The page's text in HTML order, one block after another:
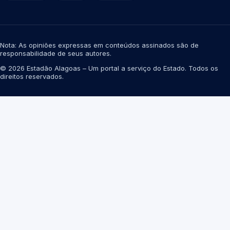
Nota: As opiniões expressas em conteúdos assinados são de
responsabilidade de seus autores.
© 2026 Estadão Alagoas – Um portal a serviço do Estado. Todos os
direitos reservados.